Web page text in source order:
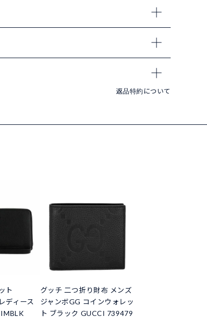
返品特約について
ト
ディース
グッチ 二つ折り財布 メンズ
ジャンボGG コインウォレッ
ト ブラック GUCCI 739479